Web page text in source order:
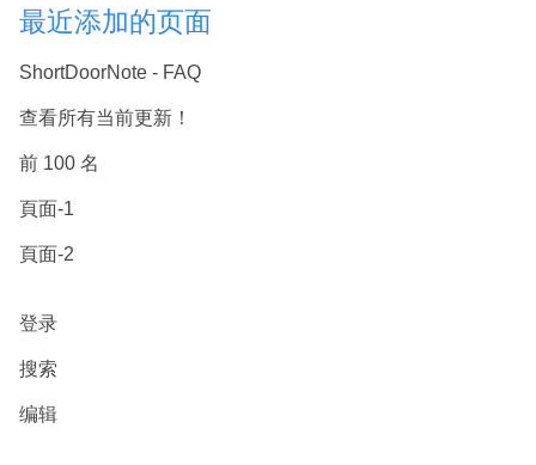
最近添加的页面
ShortDoorNote - FAQ
查看所有当前更新！
前 100 名
頁面-1
頁面-2
登录
搜索
编辑